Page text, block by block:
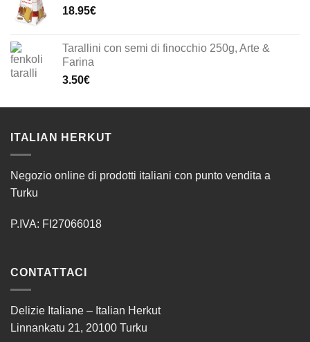
18.95€
Tarallini con semi di finocchio 250g, Arte &
Farina
3.50€
ITALIAN HERKUT
Negozio online di prodotti italiani con punto vendita a
Turku
P.IVA: FI27066018
CONTATTACI
Delizie Italiane – Italian Herkut
Linnankatu 21, 20100 Turku